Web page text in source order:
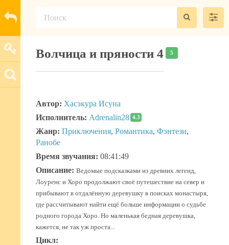
Волчица и пряности 4 5
Автор: Хасэкура Исуна
Исполнитель: Adrenalin28 4.3
Жанр: Приключения, Романтика, Фэнтези,
Ранобе
Время звучания: 08:41:49
Описание: Ведомые подсказками из древних легенд,
Лоуренс и Хоро продолжают своё путешествие на север и
прибывают в отдалённую деревушку в поисках монастыря,
где рассчитывают найти ещё больше информации о судьбе
родного города Хоро. Но маленькая бедная деревушка,
кажется, не так уж проста...
Цикл: